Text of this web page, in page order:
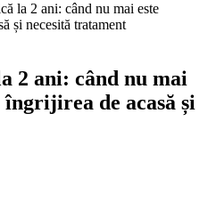
la 2 ani: când nu mai este
și necesită tratament
2 ani: când nu mai
de acasă și